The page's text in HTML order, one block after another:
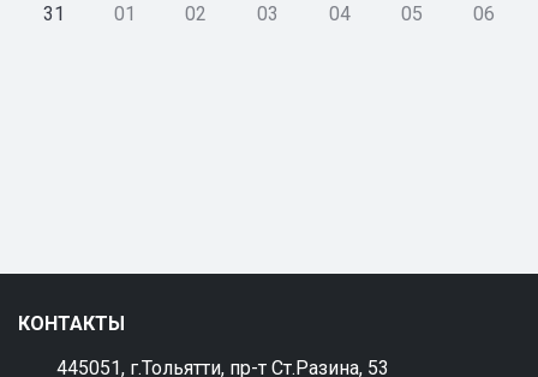
31 01 02 03 04 05 06
КОНТАКТЫ
445051, г.Тольятти, пр-т Ст.Разина, 53